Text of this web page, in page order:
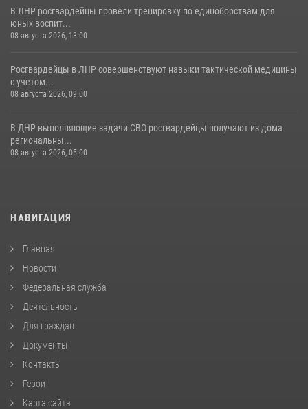
В ЛНР росгвардейцы провели тренировку по единоборствам для
юных воспит...
08 августа 2026, 13:00
Росгвардейцы в ЛНР совершенствуют навыки тактической медицины
с учетом...
08 августа 2026, 09:00
В ДНР выполняющие задачи СВО росгвардейцы получают из дома
региональны...
08 августа 2026, 05:00
НАВИГАЦИЯ
Главная
Новости
Федеральная служба
Деятельность
Для граждан
Документы
Контакты
Герои
Карта сайта